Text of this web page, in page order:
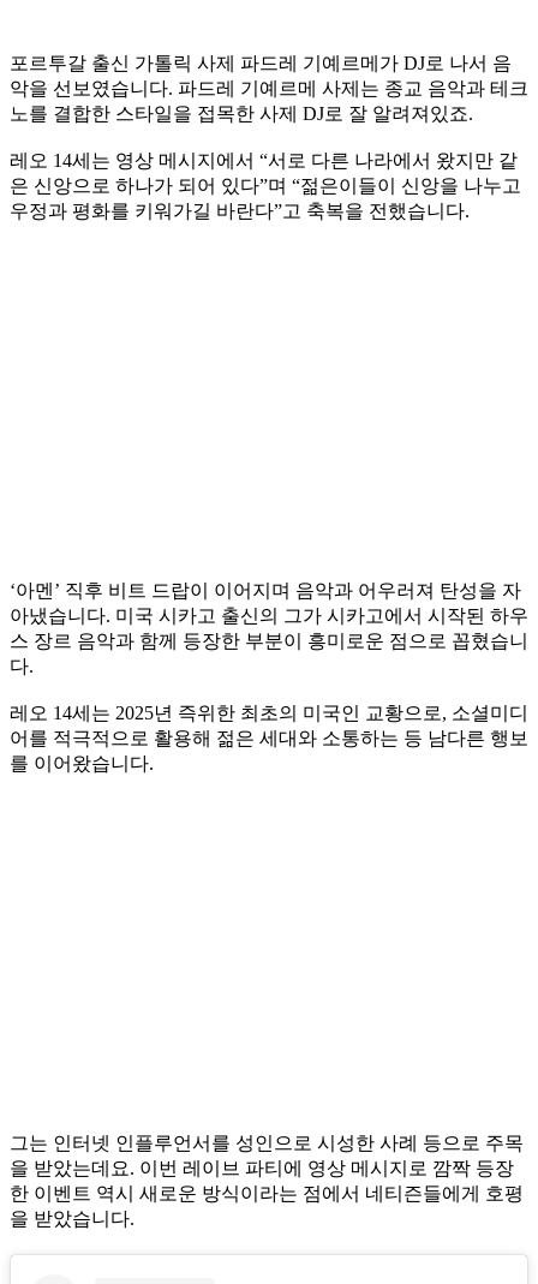
포르투갈 출신 가톨릭 사제 파드레 기예르메가 DJ로 나서 음
악을 선보였습니다. 파드레 기예르메 사제는 종교 음악과 테크
노를 결합한 스타일을 접목한 사제 DJ로 잘 알려져있죠.
레오 14세는 영상 메시지에서 “서로 다른 나라에서 왔지만 같
은 신앙으로 하나가 되어 있다”며 “젊은이들이 신앙을 나누고
우정과 평화를 키워가길 바란다”고 축복을 전했습니다.
‘아멘’ 직후 비트 드랍이 이어지며 음악과 어우러져 탄성을 자
아냈습니다. 미국 시카고 출신의 그가 시카고에서 시작된 하우
스 장르 음악과 함께 등장한 부분이 흥미로운 점으로 꼽혔습니
다.
레오 14세는 2025년 즉위한 최초의 미국인 교황으로, 소셜미디
어를 적극적으로 활용해 젊은 세대와 소통하는 등 남다른 행보
를 이어왔습니다.
그는 인터넷 인플루언서를 성인으로 시성한 사례 등으로 주목
을 받았는데요. 이번 레이브 파티에 영상 메시지로 깜짝 등장
한 이벤트 역시 새로운 방식이라는 점에서 네티즌들에게 호평
을 받았습니다.